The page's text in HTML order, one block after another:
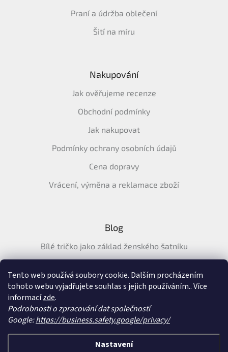
Tento web používá soubory cookie. Dalším procházením
tohoto webu vyjadřujete souhlas s jejich používáním.. Více
informacízde.
Podrobnosti o zpracování dat společností
Google:https://business.safety.google/privacy/
Nastavení
Praní a údržba oblečení
Šití na míru
Nakupování
Jak ověřujeme recenze
Obchodní podmínky
Jak nakupovat
Podmínky ochrany osobních údajů
Cena dopravy
Vrácení, výměna a reklamace zboží
Blog
Bílé tričko jako základ ženského šatníku
tričko na léto
Průvodce letními šaty: pohodlné, vzdušné a ženské šaty na
Vytvořil Shoptet &